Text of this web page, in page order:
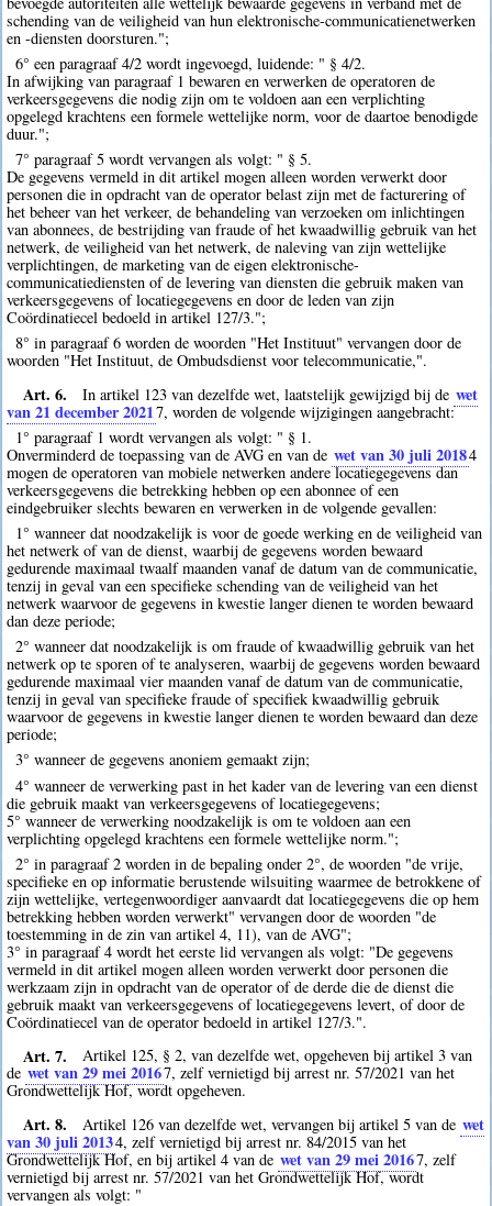
schending van de veiligheid van hun elektronische-communicatienetwerken
en -diensten doorsturen.";
6° een paragraaf 4/2 wordt ingevoegd, luidende: " § 4/2.
In afwijking van paragraaf 1 bewaren en verwerken de operatoren de
verkeersgegevens die nodig zijn om te voldoen aan een verplichting
opgelegd krachtens een formele wettelijke norm, voor de daartoe benodigde
duur.";
7° paragraaf 5 wordt vervangen als volgt: " § 5.
De gegevens vermeld in dit artikel mogen alleen worden verwerkt door
personen die in opdracht van de operator belast zijn met de facturering of
het beheer van het verkeer, de behandeling van verzoeken om inlichtingen
van abonnees, de bestrijding van fraude of het kwaadwillig gebruik van het
netwerk, de veiligheid van het netwerk, de naleving van zijn wettelijke
verplichtingen, de marketing van de eigen elektronische-
communicatiediensten of de levering van diensten die gebruik maken van
verkeersgegevens of locatiegegevens en door de leden van zijn
Coördinatiecel bedoeld in artikel 127/3.";
8° in paragraaf 6 worden de woorden "Het Instituut" vervangen door de
woorden "Het Instituut, de Ombudsdienst voor telecommunicatie,".
Art. 6. In artikel 123 van dezelfde wet, laatstelijk gewijzigd bij de wet
van 21 december 20217, worden de volgende wijzigingen aangebracht:
1° paragraaf 1 wordt vervangen als volgt: " § 1.
Onverminderd de toepassing van de AVG en van de wet van 30 juli 20184
mogen de operatoren van mobiele netwerken andere locatiegegevens dan
verkeersgegevens die betrekking hebben op een abonnee of een
eindgebruiker slechts bewaren en verwerken in de volgende gevallen:
1° wanneer dat noodzakelijk is voor de goede werking en de veiligheid van
het netwerk of van de dienst, waarbij de gegevens worden bewaard
gedurende maximaal twaalf maanden vanaf de datum van de communicatie,
tenzij in geval van een specifieke schending van de veiligheid van het
netwerk waarvoor de gegevens in kwestie langer dienen te worden bewaard
dan deze periode;
2° wanneer dat noodzakelijk is om fraude of kwaadwillig gebruik van het
netwerk op te sporen of te analyseren, waarbij de gegevens worden bewaard
gedurende maximaal vier maanden vanaf de datum van de communicatie,
tenzij in geval van specifieke fraude of specifiek kwaadwillig gebruik
waarvoor de gegevens in kwestie langer dienen te worden bewaard dan deze
periode;
3° wanneer de gegevens anoniem gemaakt zijn;
4° wanneer de verwerking past in het kader van de levering van een dienst
die gebruik maakt van verkeersgegevens of locatiegegevens;
5° wanneer de verwerking noodzakelijk is om te voldoen aan een
verplichting opgelegd krachtens een formele wettelijke norm.";
2° in paragraaf 2 worden in de bepaling onder 2°, de woorden "de vrije,
specifieke en op informatie berustende wilsuiting waarmee de betrokkene of
zijn wettelijke, vertegenwoordiger aanvaardt dat locatiegegevens die op hem
betrekking hebben worden verwerkt" vervangen door de woorden "de
toestemming in de zin van artikel 4, 11), van de AVG";
3° in paragraaf 4 wordt het eerste lid vervangen als volgt: "De gegevens
vermeld in dit artikel mogen alleen worden verwerkt door personen die
werkzaam zijn in opdracht van de operator of de derde die de dienst die
gebruik maakt van verkeersgegevens of locatiegegevens levert, of door de
Coördinatiecel van de operator bedoeld in artikel 127/3.".
Art. 7.
Artikel 125, § 2, van dezelfde wet, opgeheven bij artikel 3 van
de wet van 29 mei 20167, zelf vernietigd bij arrest nr. 57/2021 van het
Grondwettelijk Hof, wordt opgeheven.
Art. 8. Artikel 126 van dezelfde wet, vervangen bij artikel 5 van de wet
van 30 juli 20134, zelf vernietigd bij arrest nr. 84/2015 van het
Grondwettelijk Hof, en bij artikel 4 van de wet van 29 mei 20167, zelf
vernietigd bij arrest nr. 57/2021 van het Grondwettelijk Hof, wordt
vervangen als volgt: "